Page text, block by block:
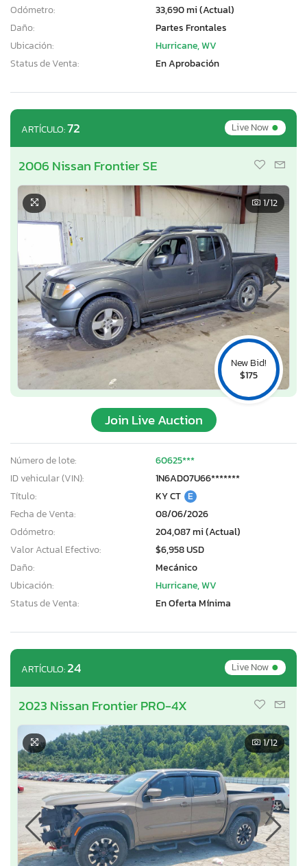
Odómetro:
33,690 mi (Actual)
Daño:
Partes Frontales
Ubicación:
Hurricane, WV
Status de Venta:
En Aprobación
ARTÍCULO:72 Live Now•
2006 Nissan Frontier SE
New Bid!
$175
1/12
Join Live Auction
Número de lote:
60625***
ID vehicular (VIN):
1N6AD07U66*******
Título:
KY CT E
Fecha de Venta:
08/06/2026
Odómetro:
204,087 mi (Actual)
Valor Actual Efectivo:
$6,958 USD
Daño:
Mecánico
Ubicación:
Hurricane, WV
Status de Venta:
En Oferta Mínima
ARTÍCULO:24 Live Now•
2023 Nissan Frontier PRO-4X
1/12